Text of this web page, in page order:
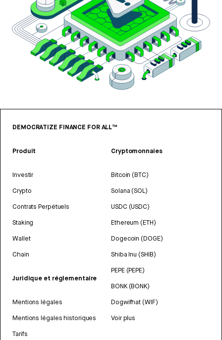
DEMOCRATIZE FINANCE FOR ALL™
Produit
Investir
Crypto
Contrats Perpétuels
Staking
Wallet
Chain
Juridique et réglementaire
Mentions légales
Mentions légales historiques
Tarifs
Cryptomonnaies
Bitcoin (BTC)
Solana (SOL)
USDC (USDC)
Ethereum (ETH)
Dogecoin (DOGE)
Shiba Inu (SHIB)
PEPE (PEPE)
BONK (BONK)
Dogwifhat (WIF)
Voir plus